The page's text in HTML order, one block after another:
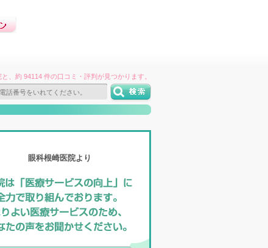
、約 94114 件の口コミ・評判が見つかります。
眼科根崎医院より